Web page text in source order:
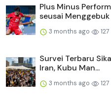
Plus Minus
seusai Menggebuk
3 months ago 127
Survei Terbaru
Iran, Kubu Man...
3 months ago 127